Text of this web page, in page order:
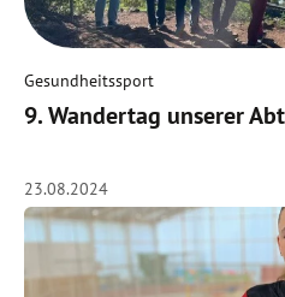
Gesundheitssport
9. Wandertag unserer
23.08.2024